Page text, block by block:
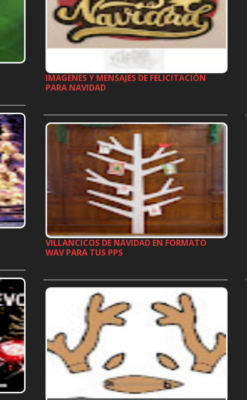
IMAGENES Y MENSAJES DE FELICITACIÓN
PARA NAVIDAD
VILLANCICOS DE NAVIDAD EN FORMATO
WAV PARA TUS PPS